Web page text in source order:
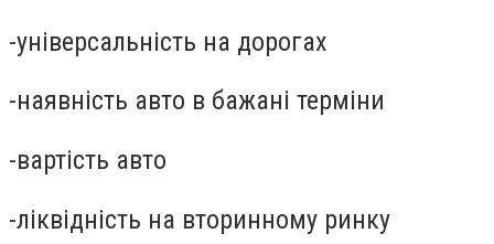
-універсальність на дорогах
-наявність авто в бажані терміни
-вартість авто
-ліквідність на вторинному ринку